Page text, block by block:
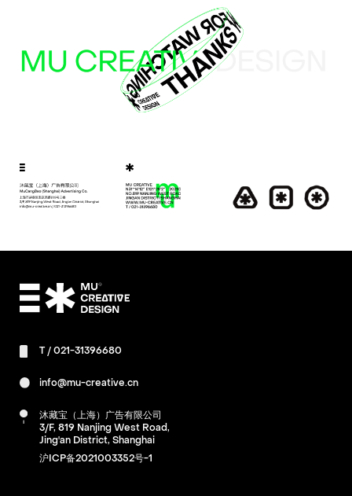
T / 021-31396680
info@mu-creative.cn
沐藏宝（上海）广告有限公司
3/F, 819 Nanjing West Road,
Jing'an District, Shanghai
沪ICP备2021003352号-1